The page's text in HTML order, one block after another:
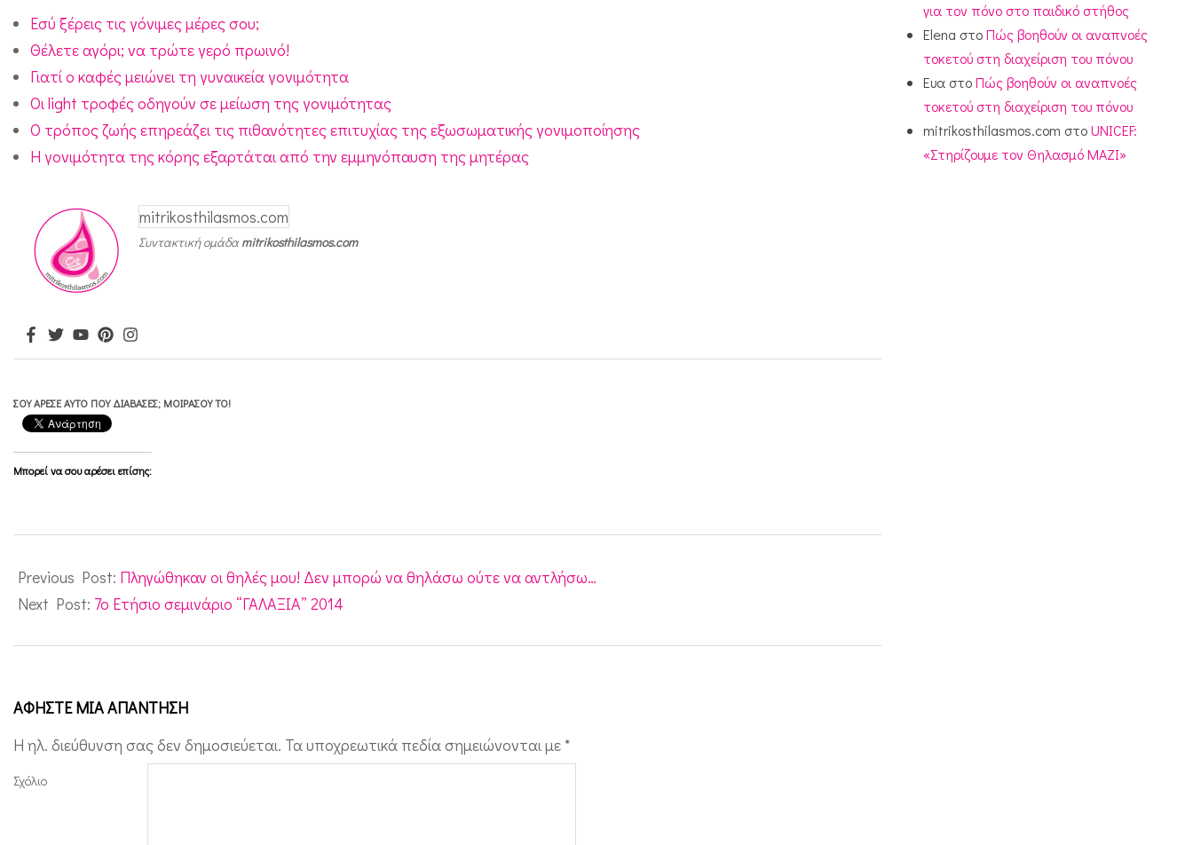
ε
γ
υ
ν
α
ί
ο
λ
υ
κ
υ
τ
κ
ς
ο
θ
κ
Εσύ ξέρεις τις γόνιμες μέρες σου;
Θέλετε αγόρι; να τρώτε γερό πρωινό!
Γιατί ο καφές μειώνει τη γυναικεία γονιμότητα
Οι light τροφές οδηγούν σε μείωση της γονιμότητας
Ο τρόπος ζωής επηρεάζει τις πιθανότητες επιτυχίας της εξωσωματικής γονιμοποίησης
Η γονιμότητα της κόρης εξαρτάται από την εμμηνόπαυση της μητέρας
mitrikosthilasmos.com
Συντακτική ομάδαmitrikosthilasmos.com
ΣΟΥ ΆΡΕΣΕ ΑΥΤΌ ΠΟΥ ΔΙΆΒΑΣΕΣ; ΜΟΙΡΆΣΟΥ ΤΟ!
Μπορεί να σου αρέσει επίσης:
02-
06
Previous Post: Πληγώθηκαν οι θηλές μου! Δεν μπορώ να θηλάσω ούτε να αντλήσω…
Next Post: 7o Ετήσιο σεμινάριο “ΓΑΛΑΞΙΑ” 2014
ΑΦΉΣΤΕ ΜΙΑ ΑΠΆΝΤΗΣΗ
Η ηλ. διεύθυνση σας δεν δημοσιεύεται. Τα υποχρεωτικά πεδία σημειώνονται με *
Σχόλιο
για τον πόνο στο παιδικό στήθος
Elena στοΠώς βοηθούν οι αναπνοές
τοκετού στη διαχείριση του πόνου
Ευα στοΠώς βοηθούν οι αναπνοές
τοκετού στη διαχείριση του πόνου
mitrikosthilasmos.com στοUNICEF:
«Στηρίζουμε τον Θηλασμό ΜΑΖΙ»